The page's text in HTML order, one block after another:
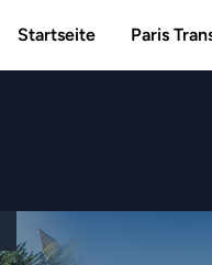
Startseite Paris